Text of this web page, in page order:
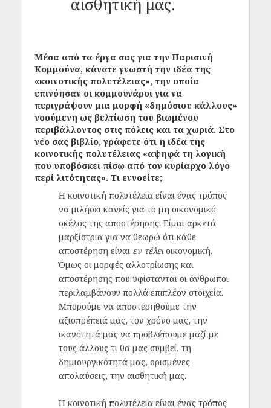
αισθητική μας.
Μέσα από τα έργα σας για την Παρισινή
Κομμούνα, κάνατε γνωστή την ιδέα της
«κοινοτικής πολυτέλειας», την οποία
επινόησαν οι κομμουνάροι για να
περιγράψουν μια μορφή «δημόσιου κάλλους»
νοούμενη ως βελτίωση του βιωμένου
περιβάλλοντος στις πόλεις και τα χωριά. Στο
νέο σας βιβλίο, γράφετε ότι η ιδέα της
κοινοτικής πολυτέλειας «αψηφά τη λογική
που υποβόσκει πίσω από τον κυρίαρχο λόγο
περί λιτότητας». Τι εννοείτε;
Η κοινοτική πολυτέλεια είναι ένας τρόπος
να μιλήσει κανείς για το μη οικονομικό
σκέλος της αποστέρησης. Είμαι αρκετά
μαρξίστρια για να θεωρώ ότι κάθε
αποστέρηση είναι εν τέλειοικονομική.
Όμως οι μορφές αλλοτρίωσης και
αποστέρησης που υφίστανται οι άνθρωποι
περιλαμβάνουν πολλά επιπλέον στοιχεία.
Μπορούμε να αποστερηθούμε την
αξιοπρέπειά μας, τον χρόνο μας, την
ικανότητά μας να προβλέπουμε μαζί με
τους άλλους τι θα μας συμβεί, τη
δημιουργικότητά μας, ορισμένες
απολαύσεις, την αισθητική μας.
Η κοινοτική πολυτέλεια είναι ένας τρόπος